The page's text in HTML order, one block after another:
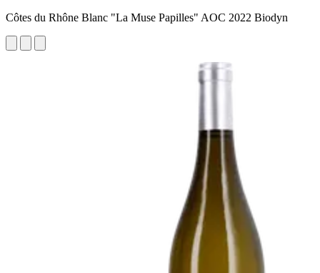
Côtes du Rhône Blanc "La Muse Papilles" AOC 2022 Biodyn